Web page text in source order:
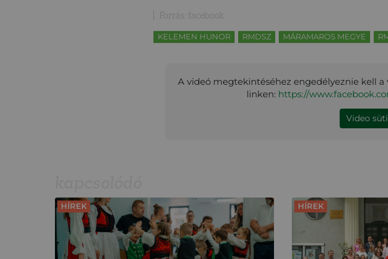
Forrás: facebook
KELEMEN HUNOR RMDSZ MÁRAMAROS MEGYE
A videó megtekintéséhez engedélyeznie kell
linken: https://
Video
HÍREK HÍREK